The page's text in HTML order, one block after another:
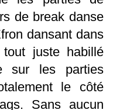
de break danse
dansant dans
juste habillé
sur les parties
le côté
Sans aucun